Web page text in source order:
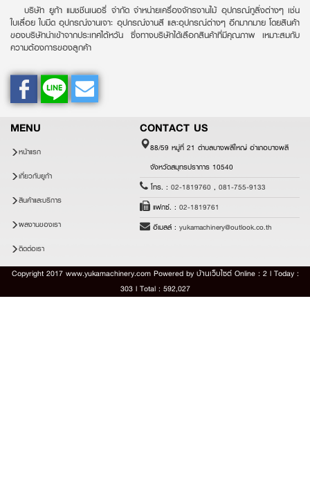
บริษัท ยูก้า แมชชีนเนอรี่ จำกัด จำหน่ายเครื่องจักรงานไม้ อุปกรณ์ทูลิ่งต่างๆ เช่น
ใบเลื่อย ใบมีด อุปกรณ์งานเจาะ อุปกรณ์งานสี และอุปกรณ์ต่างๆ อีกมากมาย โดยสินค้า
ของบริษัทนำเข้าจากประเทศไต้หวัน ซึ่งทางบริษัทได้เลือกสินค้าที่มีคุณภาพ เหมาะสมกับ
ความต้องการของลูกค้า
MENU
หน้าแรก
เกี่ยวกับยูก้า
สินค้าและบริการ
ผลงานของเรา
ติดต่อเรา
CONTACT US
88/59 หมู่ที่ 21 ตำบลบางพลีใหญ่ อำเภอบางพลี
จังหวัดสมุทรปราการ 10540
โทร. : 02-1819760 , 081-755-9133
แฟกซ์. : 02-1819761
อีเมลล์ : yukamachinery@outlook.co.th
Copyright 2017 www.yukamachinery.com Powered by บ้านเว็บไซต์Online : 2 l Today :
303 l Total : 592,027